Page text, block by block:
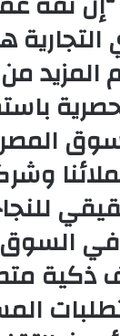
المزيد
ذكية